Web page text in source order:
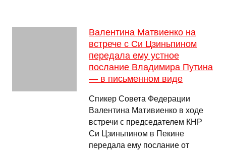
Валентина Матвиенко на
встрече с Си Цзиньпином
передала ему устное
послание Владимира Путина
— в письменном виде
Спикер Совета Федерации
Валентина Мативиенко в ходе
встречи с председателем КНР
Си Цзиньпином в Пекине
передала ему послание от